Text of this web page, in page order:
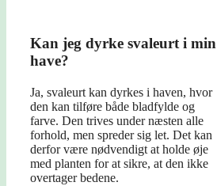
Kan jeg dyrke svaleurt i min
have?
Ja, svaleurt kan dyrkes i haven, hvor
den kan tilføre både bladfylde og
farve. Den trives under næsten alle
forhold, men spreder sig let. Det kan
derfor være nødvendigt at holde øje
med planten for at sikre, at den ikke
overtager bedene.